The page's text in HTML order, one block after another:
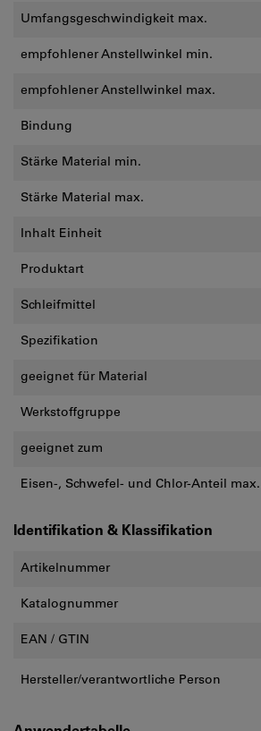
Umfangsgeschwindigkeit max.
empfohlener Anstellwinkel min.
empfohlener Anstellwinkel max.
Bindung
Stärke Material min.
Stärke Material max.
Inhalt Einheit
Produktart
Schleifmittel
Spezifikation
geeignet für Material
Werkstoffgruppe
geeignet zum
Eisen-, Schwefel- und Chlor-Anteil max.
Identifikation & Klassifikation
Artikelnummer
Katalognummer
EAN / GTIN
Hersteller/verantwortliche Person